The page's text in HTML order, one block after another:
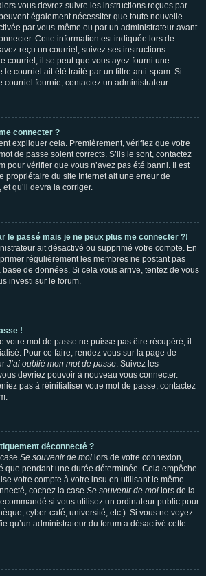
vous devrez suivre les instructions reçues par
également nécessiter que toute nouvelle
par vous-même ou par un administrateur avant
Cette information est indiquée lors de
reçu un courriel, suivez ses instructions.
courriel, il se peut que vous ayez fourni une
le courriel ait été traité par un filtre anti-spam. Si
courriel fournie, contactez un administrateur.
connecter ?
expliquer cela. Premièrement, vérifiez que votre
de passe soient corrects. S’ils le sont, contactez
pour vérifier que vous n’avez pas été banni. Il est
propriétaire du site Internet ait une erreur de
qu’il devra la corriger.
le passé mais je ne peux plus me connecter ?!
ait désactivé ou supprimé votre compte. En
régulièrement les membres ne postant pas
de données. Si cela vous arrive, tentez de vous
investi sur le forum.
!
votre mot de passe ne puisse pas être récupéré, il
Pour ce faire, rendez vous sur la page de
J’ai oublié mon mot de passe. Suivez les
devriez pouvoir à nouveau vous connecter.
pas à réinitialiser votre mot de passe, contactez
déconnecté ?
Se souvenir de moi lors de votre connexion,
que pendant une durée déterminée. Cela empêche
votre compte à votre insu en utilisant le même
cochez la case Se souvenir de moi lors de la
si vous utilisez un ordinateur public pour
cyber-café, université, etc.). Si vous ne voyez
qu’un administrateur du forum a désactivé cette